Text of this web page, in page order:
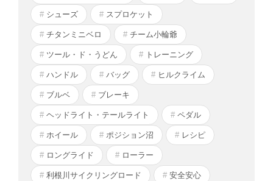
シューズ スプロケット
チタンミニベロ チーム小輪爺
ツール・ド・うどん トレーニング
ハンドル バッグ ヒルクライム
ブルベ ブレーキ
ヘッドライト・テールライト ペダル
ホイール ポジション沼 レシピ
ロングライド ローラー
利根川サイクリングロード 安全安心